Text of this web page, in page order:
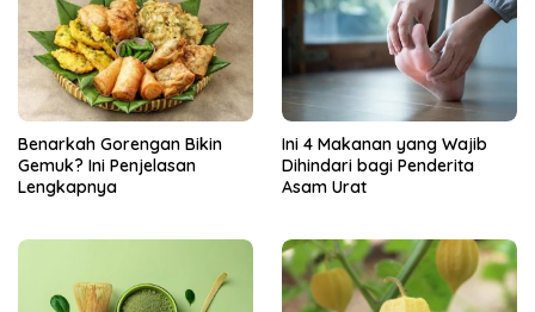
Benarkah Gorengan Bikin
Gemuk? Ini Penjelasan
Lengkapnya
Ini 4 Makanan yang Wajib
Dihindari bagi Penderita
Asam Urat